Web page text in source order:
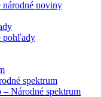
národné noviny
pohľady
spektrum
– Národné spektrum